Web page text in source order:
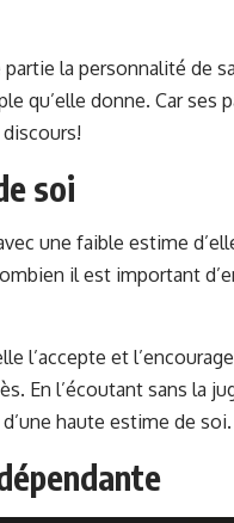
la personnalité de
qu’elle donne. Car ses
soi
une faible estime
il est important
l’accepte et
En l’écoutant sans la
haute estime de soi.